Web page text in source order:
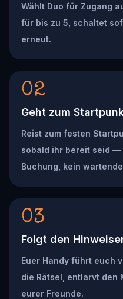
Wählt Duo für Zugang
für bis zu 5, schaltet
erneut.
02
Geht zum
Reist zum festen
sobald ihr bereit seid —
Buchung, kein
03
Folgt den
Euer Handy führt euch
die Rätsel, entlarvt den
eurer Freunde.